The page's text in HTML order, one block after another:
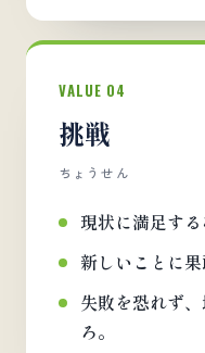
VALUE 04
挑戦
ちょうせん
現状に満足する
新しいことに果
失敗を恐れず
ろ。